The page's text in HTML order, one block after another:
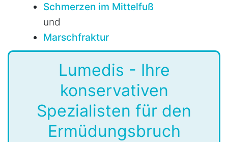
Schmerzen im Mittelfuß
und
Marschfraktur
Lumedis - Ihre
konservativen
Spezialisten für den
Ermüdungsbruch